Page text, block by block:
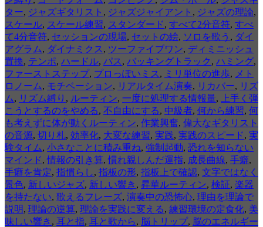
ター, ジャズギタリスト , ジャズジャイアント , ジャズの理論,
スケール, スケール練習, スタンダード, すべて2分音符, すべ
て4分音符, セッションの現場, セットの絵, ソロを歌う , ダイ
アグラム, ダイナミクス , ツーファイブワン, ディミニッシュ
置換, テンポ, ハードル, パス , バッキングトラック , ハミング,
ファーストステップ, プロっぽいミス , ミリ単位の進歩, メト
ロノーム, モチベーション, リアルタイム演奏, リカバー, リズ
ム, リズム縛り , ルーティン, 一度に処理する情報量,
上手く弾
こうとするのをやめる, 不自由にする, 中級者, 何から練習, 何
も考えずに体が動くルーティン, 作業興奮, 偉大なギタリスト
の音源, 切り札, 効率化, 大変な練習, 実践, 実践のスピード, 実
験タイム, 小さなことに積み重ね, 強制起動, 恐れを知らない
マインド,情報の引き算,慣れ親しんだ運指, 成長曲線, 手癖,
手癖を肯定, 指慣らし, 指板の形, 指板上で確認, 文字ではなく
景色, 新しいジャズ, 新しい響き , 昇華ルーティン, 検証, 楽器
を持たない, 歌えるフレーズ, 演奏中の恐怖心, 理由を理論で
説明, 理論の逆算, 理論を実践に変える, 練習環境の定食化, 美
味しい響き , 耳と指, 耳と歌から, 脳トリップ, 脳のエネルギー